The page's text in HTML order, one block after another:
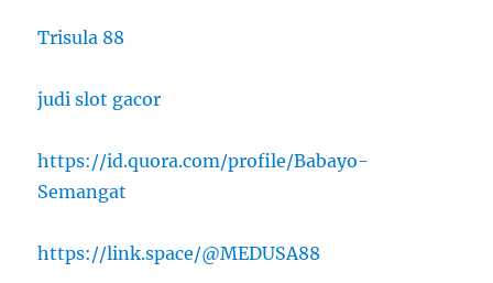
Trisula 88
judi slot gacor
https://id.quora.com/profile/Babayo-
Semangat
https://link.space/@MEDUSA88